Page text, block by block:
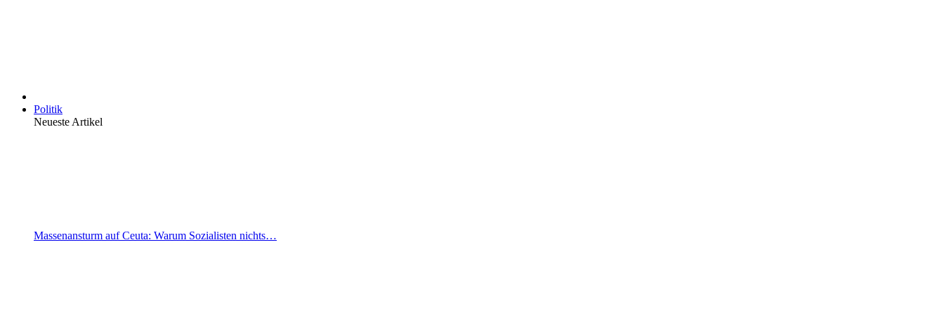
Politik
Neueste Artikel
Massenansturm auf Ceuta: Warum Sozialisten nichts…